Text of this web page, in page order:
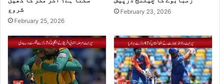
شروع
February 25, 2026
February 23, 2026